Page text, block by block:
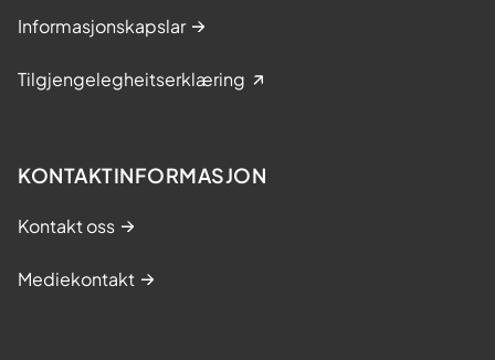
Informasjonskapslar
Tilgjengelegheitserklæring
KONTAKTINFORMASJON
Kontakt oss
Mediekontakt